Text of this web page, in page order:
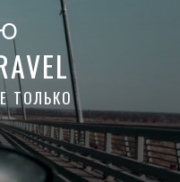
ТОЛЬКО